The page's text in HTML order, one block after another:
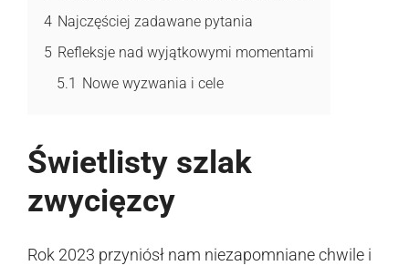
4 Najczęściej zadawane pytania
5 Refleksje nad wyjątkowymi momentami
5.1 Nowe wyzwania i cele
Świetlisty szlak
zwycięzcy
Rok 2023 przyniósł nam niezapomniane chwile i